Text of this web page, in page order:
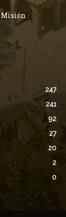
Misión
247
241
92
27
20
2
0